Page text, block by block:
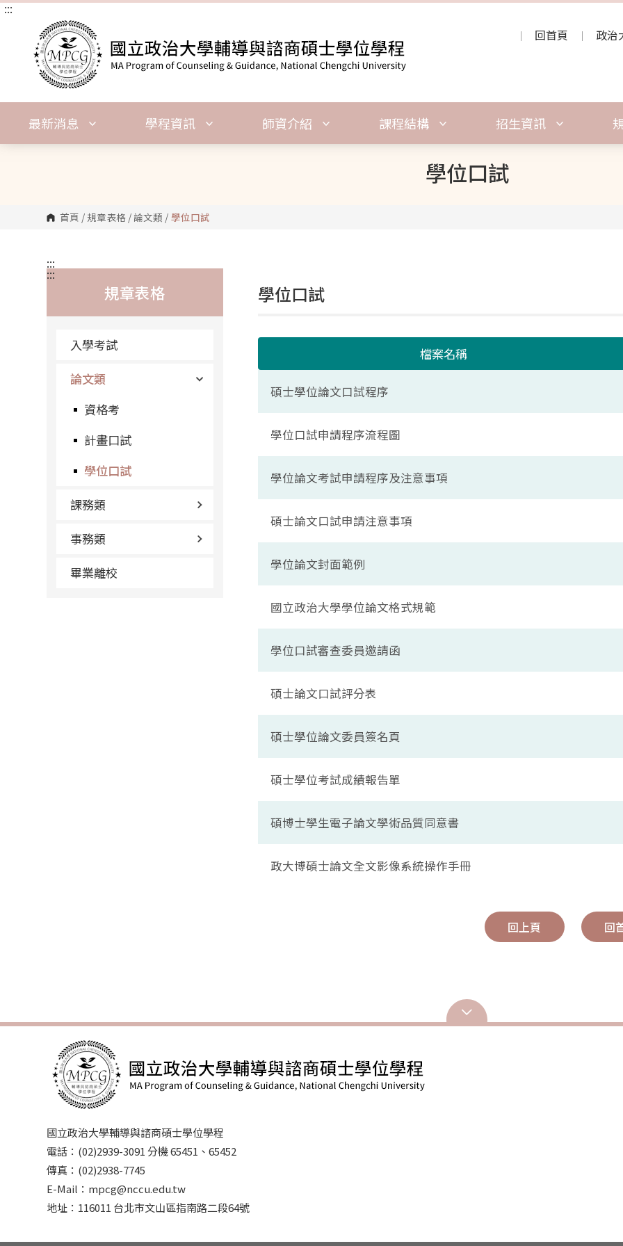
跳
:::
回首頁
政治
最新消息 學程資訊 師資介紹 課程結構 招生資訊
學位口試
首頁 /規章表格 / 論文類 / 學位口試
:::
規章表格
入學考試
論文類
資格考
計畫口試
學位口試
課務類
事務類
畢業離校
:::
學位口試
檔案名稱
碩士學位論文口試程序
學位口試申請程序流程圖
學位論文考試申請程序及注意事項
碩士論文口試申請注意事項
學位論文封面範例
國立政治大學學位論文格式規範
學位口試審查委員邀請函
碩士論文口試評分表
碩士學位論文委員簽名頁
碩士學位考試成績報告單
碩博士學生電子論文學術品質同意書
政大博碩士論文全文影像系統操作手冊
回上頁 回
國立政治大學輔導與諮商碩士學位學程
電話：(02)2939-3091 分機 65451、65452
傳真：(02)2938-7745
E-Mail：mpcg@nccu.edu.tw
地址：116011 台北市文山區指南路二段64號